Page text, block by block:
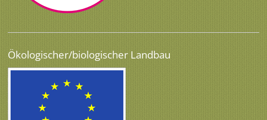
Ökologischer/biologischer Landbau